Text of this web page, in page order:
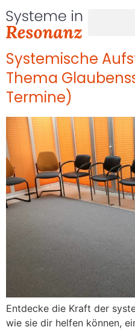
Systemische
Thema
Termine)
Entdecke die Kraft der
wie sie dir helfen können,